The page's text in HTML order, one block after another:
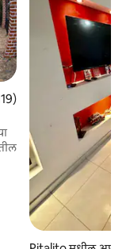
सरासरी रेटिंग, 119 रिव्ह्यूज